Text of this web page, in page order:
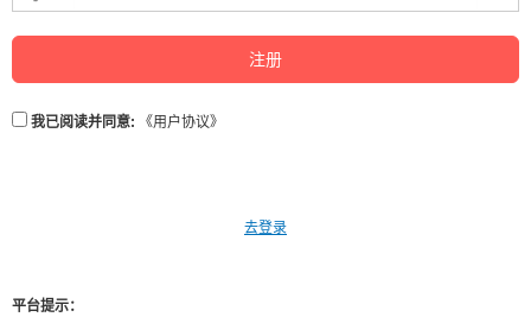
注册
我已阅读并同意: 《用户协议》
去登录
平台提示：